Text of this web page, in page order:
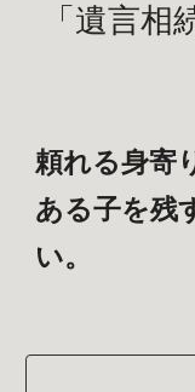
「 遺言相
頼れる身寄
ある子を残
い。